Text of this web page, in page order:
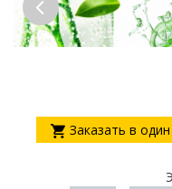
Заказать в